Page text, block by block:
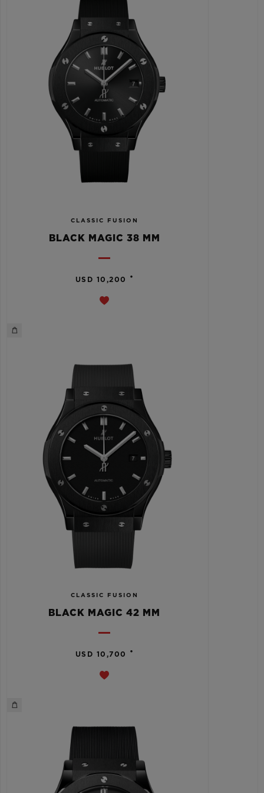
CLASSIC FUSION
BLACK MAGIC 38 MM
USD 10,200 •
CLASSIC FUSION
BLACK MAGIC 42 MM
USD 10,700 •